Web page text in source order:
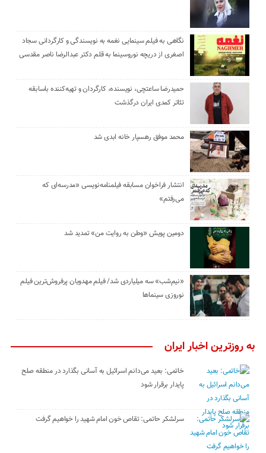
نگاهی به فیلم سینمایی نغمه به نویسندگی و کارگردانی سجاد
اصغری از دریچه نوروسینما به قلم دکتر عبدالرضا ناصر مقدسی
حمیدرضا ساعتچی، نویسنده، کارگردان و تهیه‌کننده باسابقه
تئاتر کمدی ایران درگذشت
محمد موفق رهسپار خانه ابدی شد
انتشار فراخوان مسابقه فیلمنامه‌نویسی «مدرسه‌ای که
می‌رفتم»
دومین پویش «وطن به روایت من» تمدید شد
«نیم‌شب» سه میلیاردی شد/ فیلم مهدویان پرفروش‌ترین فیلم
نوروزی سینماها
به روزترین اخبار ایران
خاتمی: بعید می‌دانم اسرائیل به آسانی بگذارد در منطقه صلح
پایدار برقرار شود
سرلشکر حاتمی: تقاص خون امام شهید را خواهیم گرفت